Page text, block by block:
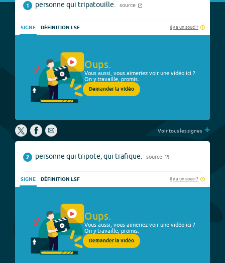
1 personne qui tripatouille. source
SIGNE DÉFINITION LSF Il y a un souci ?
Oups.
Vous aussi, vous aimeriez voir une vidéo ici ?
On y travaille, promis.
Demander la vidéo
Voir tous les signes +
2 personne qui tripote, qui trafique. source
SIGNE DÉFINITION LSF Il y a un souci ?
Oups.
Vous aussi, vous aimeriez voir une vidéo ici ?
On y travaille, promis.
Demander la vidéo